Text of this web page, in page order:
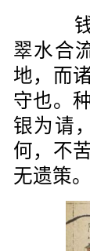
钱
翠水合
地，而
守也。
银为请
何，不
无遗策。